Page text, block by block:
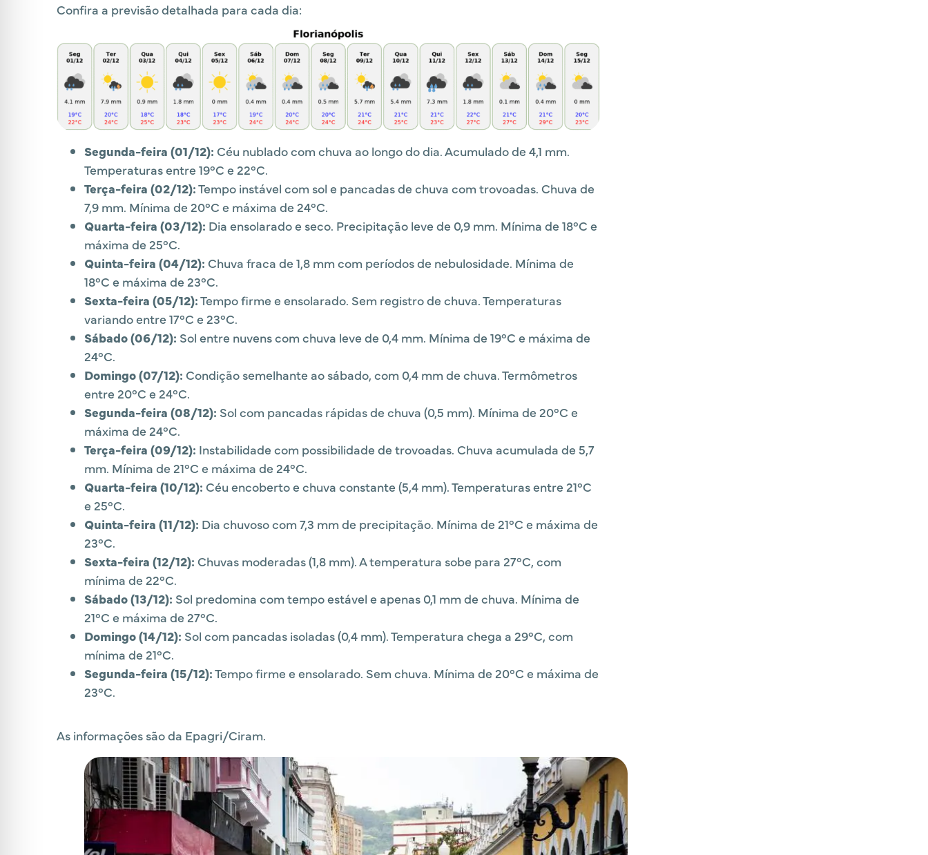
Confira a previsão detalhada para cada dia:
Segunda-feira (01/12): Céu nublado com chuva ao longo do dia. Acumulado de 4,1 mm.
Temperaturas entre 19°C e 22°C.
Terça-feira (02/12):Tempo instável com sol e pancadas de chuva com trovoadas. Chuva de
7,9 mm. Mínima de 20°C e máxima de 24°C.
Quarta-feira (03/12): Dia ensolarado e seco. Precipitação leve de 0,9 mm. Mínima de 18°C e
máxima de 25°C.
Quinta-feira (04/12): Chuva fraca de 1,8 mm com períodos de nebulosidade. Mínima de
18°C e máxima de 23°C.
Sexta-feira (05/12):Tempo firme e ensolarado. Sem registro de chuva. Temperaturas
variando entre 17°C e 23°C.
Sábado (06/12): Sol entre nuvens com chuva leve de 0,4 mm. Mínima de 19°C e máxima de
24°C.
Domingo (07/12): Condição semelhante ao sábado, com 0,4 mm de chuva. Termômetros
entre 20°C e 24°C.
Segunda-feira (08/12): Sol com pancadas rápidas de chuva (0,5 mm). Mínima de 20°C e
máxima de 24°C.
Terça-feira (09/12): Instabilidade com possibilidade de trovoadas. Chuva acumulada de 5,7
mm. Mínima de 21°C e máxima de 24°C.
Quarta-feira (10/12): Céu encoberto e chuva constante (5,4 mm). Temperaturas entre 21°C
e 25°C.
Quinta-feira (11/12): Dia chuvoso com 7,3 mm de precipitação. Mínima de 21°C e máxima de
23°C.
Sexta-feira (12/12): Chuvas moderadas (1,8 mm). A temperatura sobe para 27°C, com
mínima de 22°C.
Sábado (13/12): Sol predomina com tempo estável e apenas 0,1 mm de chuva. Mínima de
21°C e máxima de 27°C.
Domingo (14/12): Sol com pancadas isoladas (0,4 mm). Temperatura chega a 29°C, com
mínima de 21°C.
Segunda-feira (15/12):Tempo firme e ensolarado. Sem chuva. Mínima de 20°C e máxima de
23°C.
As informações são da Epagri/Ciram.